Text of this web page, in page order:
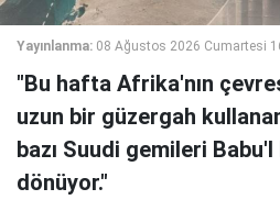
Yayınlanma: 08 Ağustos 2026 Cumartesi
"Bu hafta Afrika'nın
uzun bir güzergah
bazı Suudi gemileri
dönüyor."